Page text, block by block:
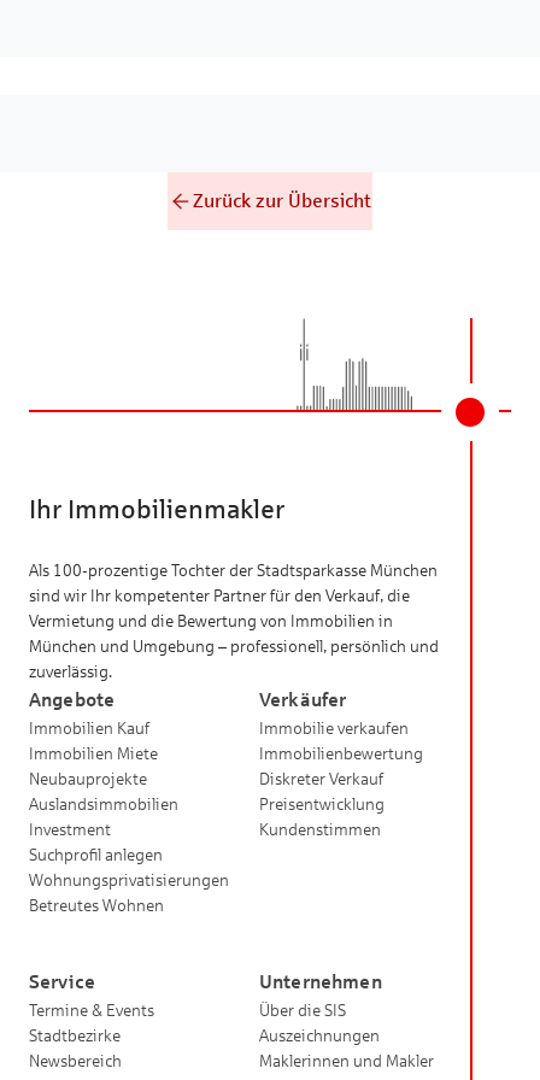
Zurück zur Übersicht
Ihr Immobilienmakler
Als 100-prozentige Tochter der Stadtsparkasse München
sind wir Ihr kompetenter Partner für den Verkauf, die
Vermietung und die Bewertung von Immobilien in
München und Umgebung – professionell, persönlich und
zuverlässig.
Angebote
Immobilien Kauf
Immobilien Miete
Neubauprojekte
Auslandsimmobilien
Investment
Suchprofil anlegen
Wohnungsprivatisierungen
Betreutes Wohnen
Verkäufer
Immobilie verkaufen
Immobilienbewertung
Diskreter Verkauf
Preisentwicklung
Kundenstimmen
Service
Termine & Events
Stadtbezirke
Newsbereich
Unternehmen
Über die SIS
Auszeichnungen
Maklerinnen und Makler